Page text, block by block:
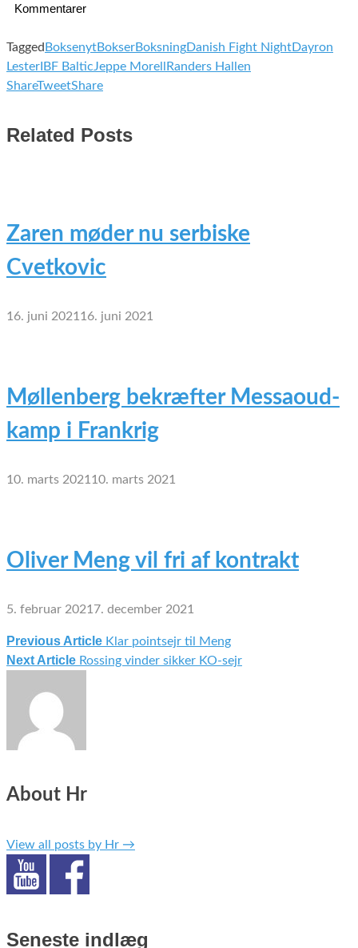
Kommentarer
Tagged BoksenytBokserBoksningDanish Fight NightDayron
Lester IBF BalticJeppe Morell
Randers Hallen
ShareTweetShare
Related Posts
Zaren møder nu serbiske
Cvetkovic
16. juni 2021 16. juni 2021
Møllenberg bekræfter Messaoud-
kamp i Frankrig
10. marts 2021 10. marts 2021
Oliver Meng vil fri af kontrakt
5. februar 2021 7. december 2021
Indlægsnavigation
Previous Article Klar pointsejr til Meng
Next Article Rossing vinder sikker KO-sejr
About Hr
View all posts by Hr →
Seneste indlæg